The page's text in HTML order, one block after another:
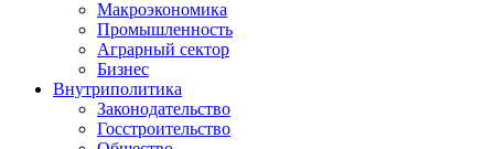
Макроэкономика
Промышленность
Аграрный сектор
Бизнес
Внутриполитика
Законодательство
Госстроительство